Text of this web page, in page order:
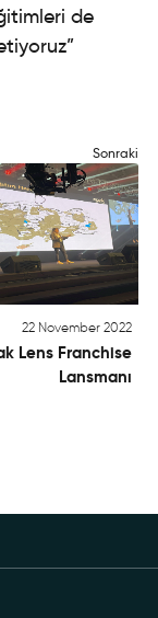
de
Sonraki
22 November 2022
Lens Franchise
Lansmanı